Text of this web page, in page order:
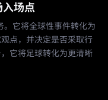
场点
。它将全球性事件转化为
点，并决定是否采取行
它将足球转化为更清晰